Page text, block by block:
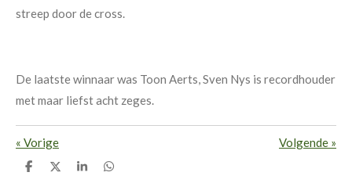
streep door de cross.
De laatste winnaar was Toon Aerts, Sven Nys is recordhouder
met maar liefst acht zeges.
« Vorige Volgende »
D
D
S
D